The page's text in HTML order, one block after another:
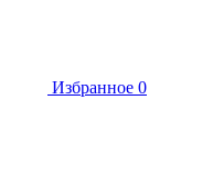
Избранное 0